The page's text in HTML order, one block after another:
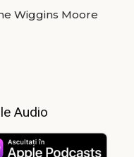
Wiggins Moore
Audio